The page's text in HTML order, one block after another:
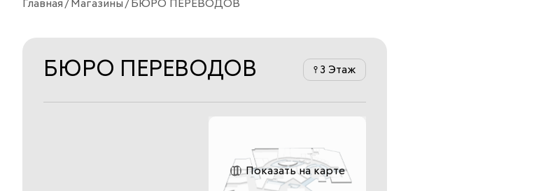
Главная Магазины БЮРО ПЕРЕВОДОВ
БЮРО ПЕРЕВОДОВ 3 Этаж
Показать на карте